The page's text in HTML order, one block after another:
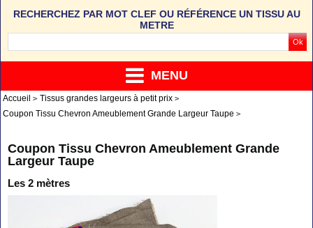
MENU
RECHERCHEZ PAR MOT CLEF OU RÉFÉRENCE UN TISSU AU
METRE
Accueil
Tissus grandes largeurs à petit prix
Coupon Tissu Chevron Ameublement Grande Largeur Taupe
Coupon Tissu Chevron Ameublement Grande
Largeur Taupe
Les 2 mètres